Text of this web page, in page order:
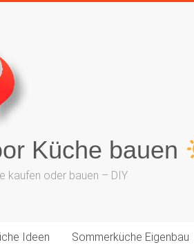
Küche bauen
kaufen oder bauen – DIY
Ideen Sommerküche Eigenbau